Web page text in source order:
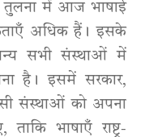
तुलना में आज भाषाई
अधिक हैं। इसके
सभी संस्थाओं में
है। इसमें सरकार,
संस्थाओं को अपना
ताकि भाषाएँ राष्ट्र-